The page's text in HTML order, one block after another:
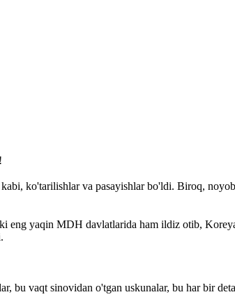
ko'tarilishlar va pasayishlar bo'ldi. Biroq,
eng yaqin MDH davlatlarida ham ildiz otib,
bu vaqt sinovidan o'tgan uskunalar, bu har bir